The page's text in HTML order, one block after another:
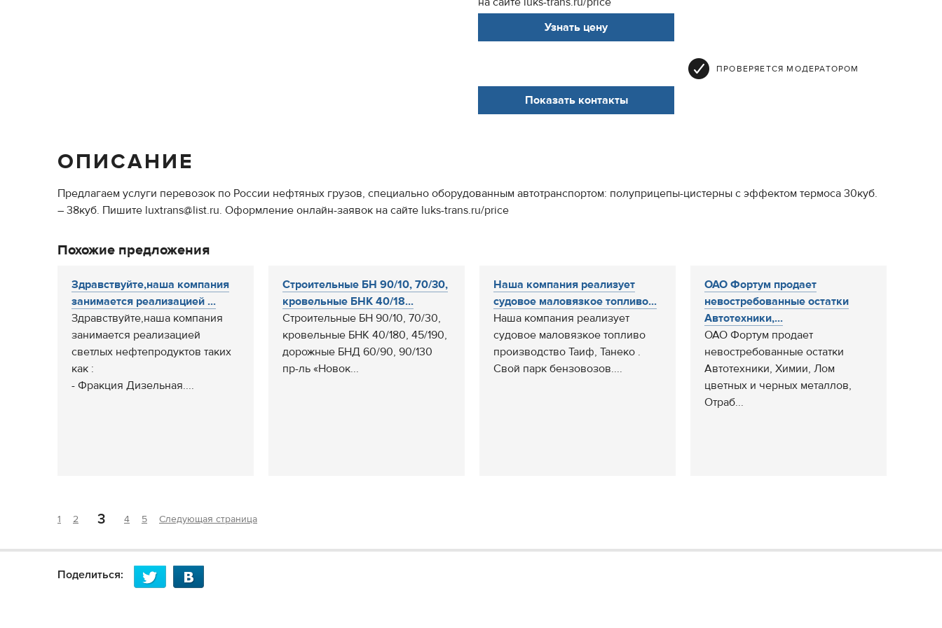
Узнать цену
ПРОВЕРЯЕТСЯ МОДЕРАТОРОМ
Показать контакты
ОПИСАНИЕ
Предлагаем услуги перевозок по России нефтяных грузов, специально оборудованным автотранспортом: полуприцепы-цистерны с эффектом термоса 30куб.
– 38куб. Пишите luxtrans@list.ru. Оформление онлайн-заявок на сайте luks-trans.ru/price
Похожие предложения
Здравствуйте,наша компания
занимается реализацией ...
Здравствуйте,наша компания
занимается реализацией
светлых нефтепродуктов таких
как :
- Фракция Дизельная....
Строительные БН 90/10, 70/30,
кровельные БНК 40/18...
Строительные БН 90/10, 70/30,
кровельные БНК 40/180, 45/190,
дорожные БНД 60/90, 90/130
пр-ль «Новок...
Наша компания реализует
судовое маловязкое топливо...
Наша компания реализует
судовое маловязкое топливо
производство Таиф, Танеко .
Свой парк бензовозов....
ОАО Фортум продает
невостребованные остатки
Автотехники,...
ОАО Фортум продает
невостребованные остатки
Автотехники, Химии, Лом
цветных и черных металлов,
Отраб...
1 2 3 4 5 Следующая страница
Поделиться: